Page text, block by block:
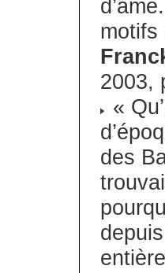
motifs
2003,
«
des